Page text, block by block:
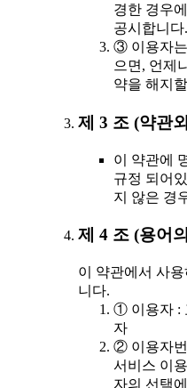
경한 경우
공시합니다.
③ 이용자는
으면, 언제
약을 해지
제 3 조 (약관
이 약관에
규정 되어
지 않은 경
제 4 조 (용어
이 약관에서 사
니다.
① 이용자 :
자
② 이용자번
서비스 이
자의 선택